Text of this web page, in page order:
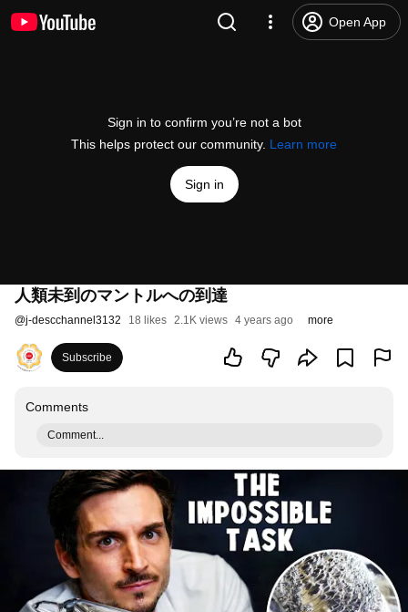
Open App
Sign in to confirm you’re not a bot
This helps protect our community. Learn more
Sign in
人類未到のマントルへの到達
@j-descchannel3132 18 likes 2.1K views 4 years ago more
Subscribe
Comments
Comment...